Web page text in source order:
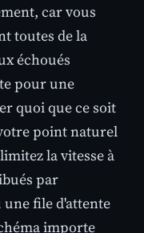
car vous
toutes de la
échoués
pour une
quoi que ce soit
point naturel
la vitesse à
par
une file d'attente
importe